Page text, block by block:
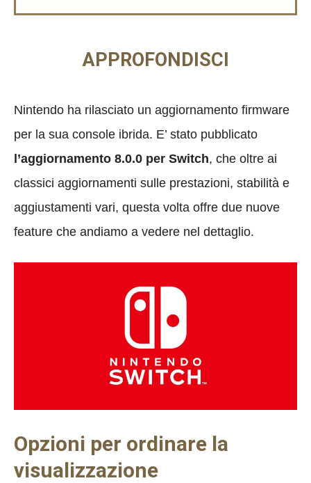
APPROFONDISCI
Nintendo ha rilasciato un aggiornamento firmware
per la sua console ibrida. E’ stato pubblicato
l’aggiornamento 8.0.0 per Switch, che oltre ai
classici aggiornamenti sulle prestazioni, stabilità e
aggiustamenti vari, questa volta offre due nuove
feature che andiamo a vedere nel dettaglio.
Opzioni per ordinare la
visualizzazione